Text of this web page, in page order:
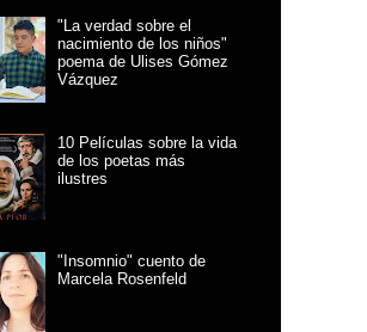
"La verdad sobre el
nacimiento de los niños"
poema de Ulises Gómez
Vázquez
10 Películas sobre la vida
de los poetas más
ilustres
"Insomnio" cuento de
Marcela Rosenfeld